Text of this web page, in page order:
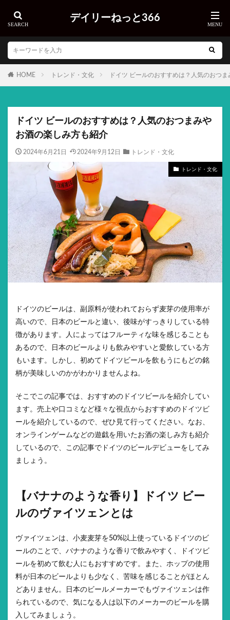
デイリーねっと366
HOME トレンド・文化 ドイツ ビールのおすすめは？人気のおつ
ドイツ ビールのおすすめは？人気のおつまみや
お酒の楽しみ方も紹介
2024年6月21日 2024年9月12日 トレンド・文化
トレンド・文化
ドイツのビールは、副原料が使われておらず麦芽の使用率が
高いので、日本のビールと違い、後味がすっきりしている特
徴があります。人によってはフルーティな味を感じることも
あるので、日本のビールよりも飲みやすいと愛飲している方
もいます。しかし、初めてドイツビールを飲もうにもどの銘
柄が美味しいのかがわかりませんよね。
そこでこの記事では、おすすめのドイツビールを紹介してい
ます。売上や口コミなど様々な視点からおすすめのドイツビ
ールを紹介しているので、ぜひ見て行ってください。なお、
オンラインゲームなどの遊戯を用いたお酒の楽しみ方も紹介
しているので、この記事でドイツのビールデビューをしてみ
ましょう。
【バナナのような香り】ドイツ ビー
ルのヴァイツェンとは
ヴァイツェンは、小麦麦芽を50%以上使っているドイツのビ
ールのことで、バナナのような香りで飲みやすく、ドイツビ
ールを初めて飲む人にもおすすめです。また、ホップの使用
料が日本のビールよりも少なく、苦味を感じることがほとん
どありません。日本のビールメーカーでもヴァイツェンは作
られているので、気になる人は以下のメーカーのビールを購
入してみましょう。